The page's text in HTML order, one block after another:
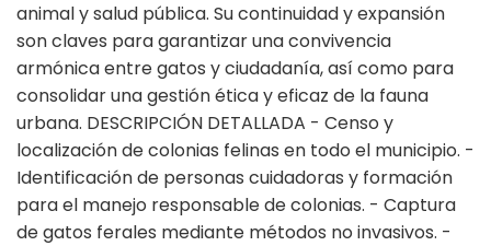
animal y salud pública. Su continuidad y expansión
son claves para garantizar una convivencia
armónica entre gatos y ciudadanía, así como para
consolidar una gestión ética y eficaz de la fauna
urbana. DESCRIPCIÓN DETALLADA - Censo y
localización de colonias felinas en todo el municipio. -
Identificación de personas cuidadoras y formación
para el manejo responsable de colonias. - Captura
de gatos ferales mediante métodos no invasivos. -